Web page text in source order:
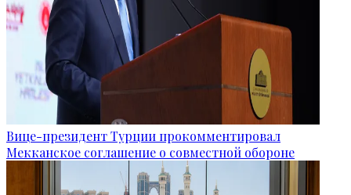
Вице-президент Турции прокомментировал
Мекканское соглашение о совместной обороне